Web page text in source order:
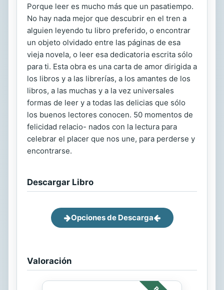
Porque leer es mucho más que un pasatiempo.
No hay nada mejor que descubrir en el tren a
alguien leyendo tu libro preferido, o encontrar
un objeto olvidado entre las páginas de esa
vieja novela, o leer esa dedicatoria escrita sólo
para ti. Esta obra es una carta de amor dirigida a
los libros y a las librerías, a los amantes de los
libros, a las muchas y a la vez universales
formas de leer y a todas las delicias que sólo
los buenos lectores conocen. 50 momentos de
felicidad relacio- nados con la lectura para
celebrar el placer que nos une, para perderse y
encontrarse.
Descargar Libro
Opciones de Descarga
Valoración